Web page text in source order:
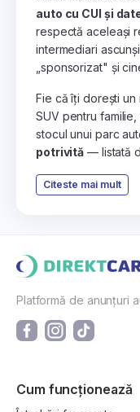
auto cu CUI și
respectă aceleași
intermediari
„sponsorizat" și
Fie că îți dorești
SUV pentru
stocul unui parc
potrivită — listată
Citeste mai mult
Platformă de anunțuri
Cum funcționează